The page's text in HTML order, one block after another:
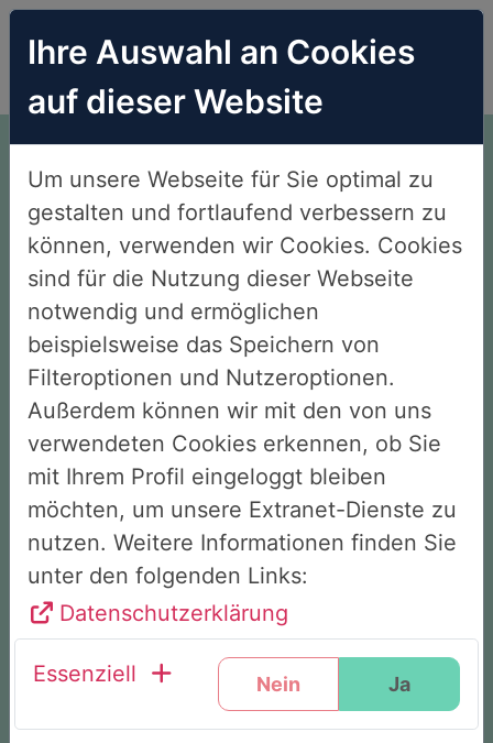
Endlich Nichtraucher.
Ohne Willenskraft. Ohne
Verzicht. Ohne Angst.
Gesamtbewertung unserer
Kunden 4,8
9 von 10 Teilnehmenden verlassen das
Seminar als Nichtraucher
Ohne Willenskampf & Hilfsmittel
Von allen gesetzlichen Krankenkassen
bezuschusst
Ihre Auswahl an Cookies
auf dieser Website
Um unsere Webseite für Sie optimal zu
gestalten und fortlaufend verbessern zu
können, verwenden wir Cookies. Cookies
sind für die Nutzung dieser Webseite
notwendig und ermöglichen
beispielsweise das Speichern von
Filteroptionen und Nutzeroptionen.
Außerdem können wir mit den von uns
verwendeten Cookies erkennen, ob Sie
mit Ihrem Profil eingeloggt bleiben
möchten, um unsere Extranet-Dienste zu
nutzen. Weitere Informationen finden Sie
unter den folgenden Links:
Datenschutzerklärung
Essenziell Nein Ja